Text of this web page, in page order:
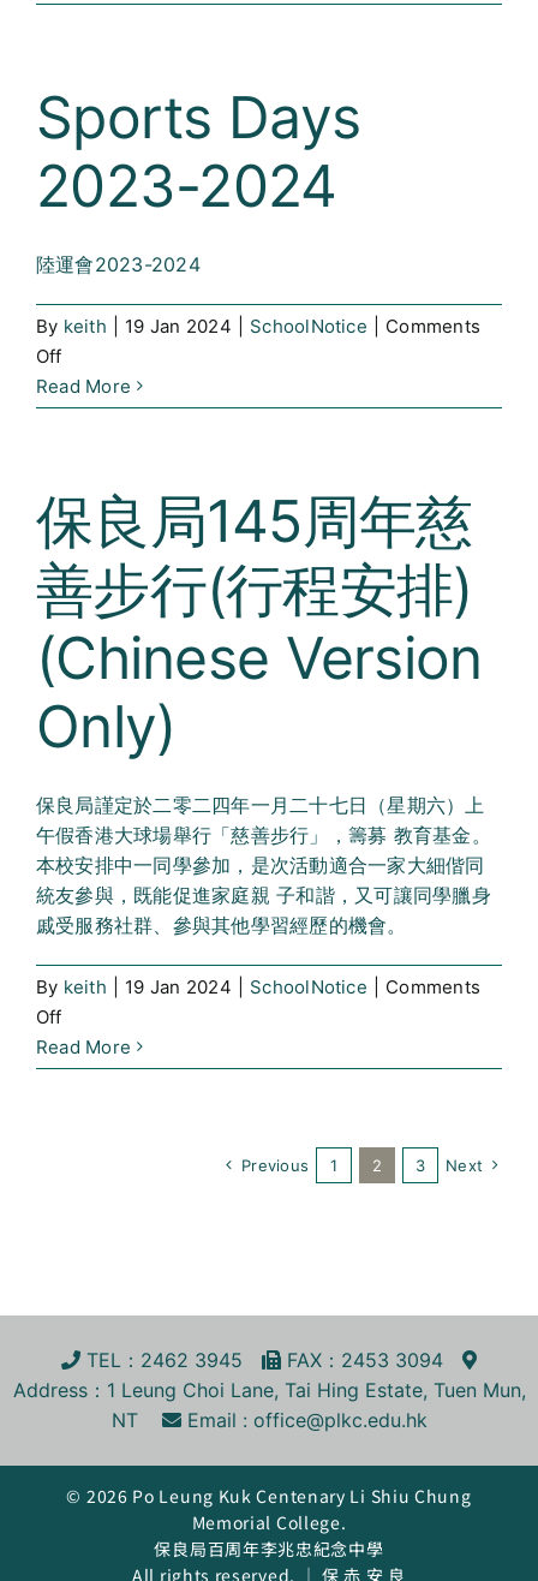
2024
全
方
位
學
活
動
(Chinese
Version
Sports Days
2023-2024
陸運會2023-2024
By keith 19 Jan 2024 SchoolNotice
Comments
Offon
Sports
Days
Read More
保良局145周年慈
善步行(行程安排)
(Chinese Version
Only)
保良局謹定於二零二四年一月二十七日（星期六）上
午假香港大球場舉行「慈善步行」，籌募 教育基金。
本校安排中一同學參加，是次活動適合一家大細偕同
統友參與，既能促進家庭親 子和諧，又可讓同學臘身
戚受服務社群、參與其他學習經歷的機會。
By keith 19 Jan 2024 SchoolNotice
Comments
Offon
保
良
行
(行
程
安
(Chinese
Version
Read More
Previous 1 2 3 Next
TEL ：2462 3945 FAX ：2453 3094
Address：1 Leung Choi Lane, Tai Hing Estate, Tuen Mun,
NT
Email : office@plkc.edu.hk
© 2026 Po Leung Kuk Centenary Li Shiu Chung
Memorial College.
保良局百周年李兆忠紀念中學
All rights reserved. ｜ 保 赤 安 良